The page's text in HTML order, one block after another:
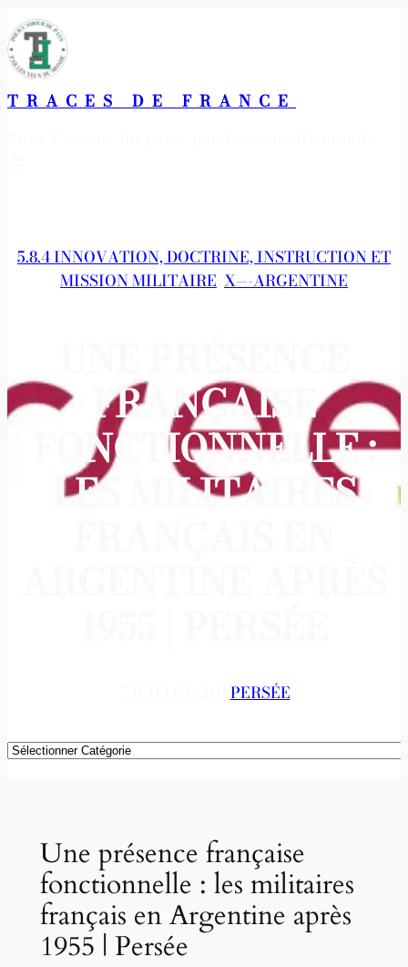
Aller
au
contenu
TRACES DE FRANCE
5.8.4 INNOVATION, DOCTRINE, INSTRUCTION ET
MISSION MILITAIRE X—-ARGENTINE
FRANÇAISE
FONCTIONNELLE :
LES MILITAIRES
PERSÉE
Catégories
Une présence française
fonctionnelle : les militaires
français en Argentine après
1955 | Persée